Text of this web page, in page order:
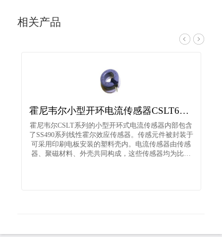
相关产品
霍尼韦尔小型开环电流传感器CSLT6B100
霍尼韦尔CSLT系列的小型开环式电流传感器内部包含
了SS490系列线性霍尔效应传感器。传感元件被封装于
可采用印刷电板安装的塑料壳内。电流传感器由传感
器、聚磁材料、外壳共同构成，这些传感器均为比…